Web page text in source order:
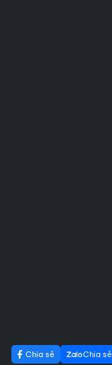
Chia sẻ Chia sẻ